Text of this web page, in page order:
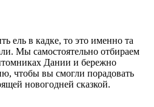
ель в кадке, то это именно та
Мы самостоятельно отбираем
Дании и бережно
чтобы вы смогли порадовать
новогодней сказкой.